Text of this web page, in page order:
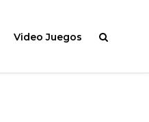
Video Juegos